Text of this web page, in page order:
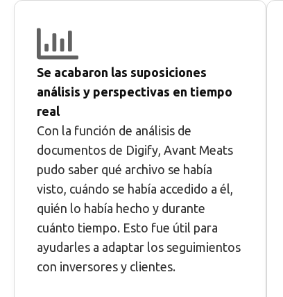
Se acabaron las suposiciones
análisis y perspectivas en tiempo
real
Con la función de análisis de
documentos de Digify, Avant Meats
pudo saber qué archivo se había
visto, cuándo se había accedido a él,
quién lo había hecho y durante
cuánto tiempo. Esto fue útil para
ayudarles a adaptar los seguimientos
con inversores y clientes.